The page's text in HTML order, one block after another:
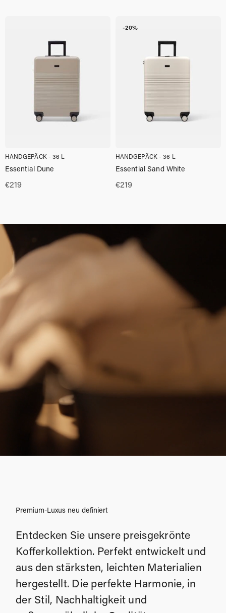
HANDGEPÄCK - 36 L
€219
Essential Dune
-20%
HANDGEPÄCK - 36 L
€219
Essential Sand White
Premium-Luxus neu definiert
Entdecken Sie unsere preisgekrönte
Kofferkollektion. Perfekt entwickelt und
aus den stärksten, leichten Materialien
hergestellt. Die perfekte Harmonie, in
der Stil, Nachhaltigkeit und